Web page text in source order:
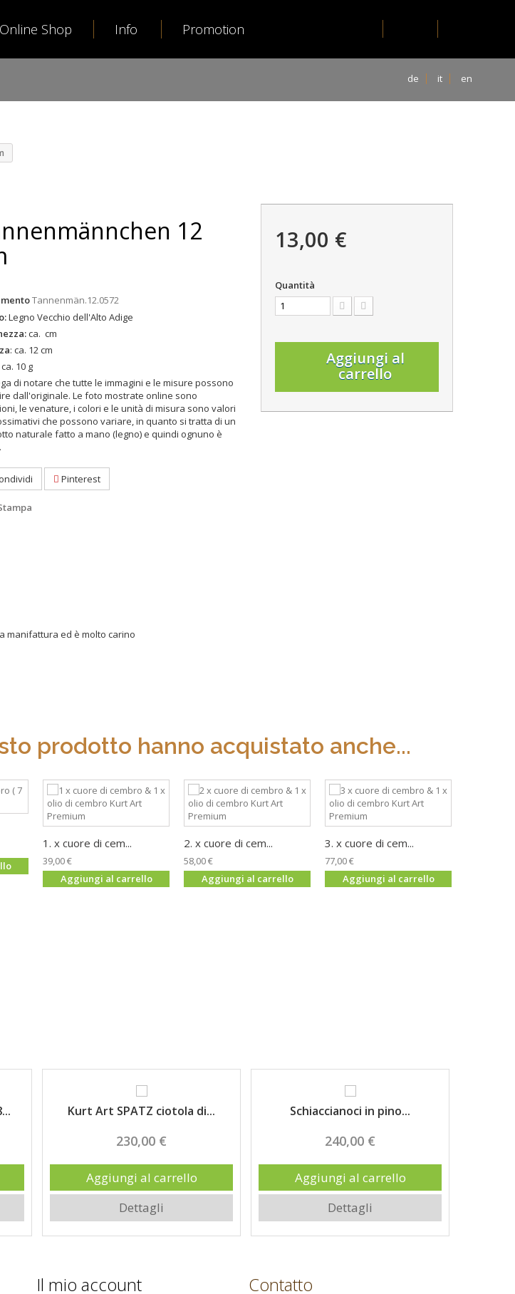
de it en
Online Shop Info Promotion
12
Tannenmän.12.0572
Legno Vecchio dell'Alto Adige
ca. cm
: ca. 12 cm
ca. 10 g
di notare che tutte le immagini e le misure possono
dall'originale. Le foto mostrate online sono
le venature, i colori e le unità di misura sono valori
che possono variare, in quanto si tratta di un
naturale fatto a mano (legno) e quindi ognuno è
Pinterest
13,00 €
Quantità
Aggiungi al
carrello
manifattura ed è molto carino
prodotto hanno acquistato anche...
1. x cuore di cem...
39,00 €
Aggiungi al carrello
2. x cuore di cem...
58,00 €
Aggiungi al carrello
3. x cuore di cem...
77,00 €
Aggiungi al carrello
Kurt Art SPATZ ciotola di...
230,00 €
Aggiungi al carrello
Dettagli
Schiaccianoci in pino...
240,00 €
Aggiungi al carrello
Dettagli
Il mio account Contatto